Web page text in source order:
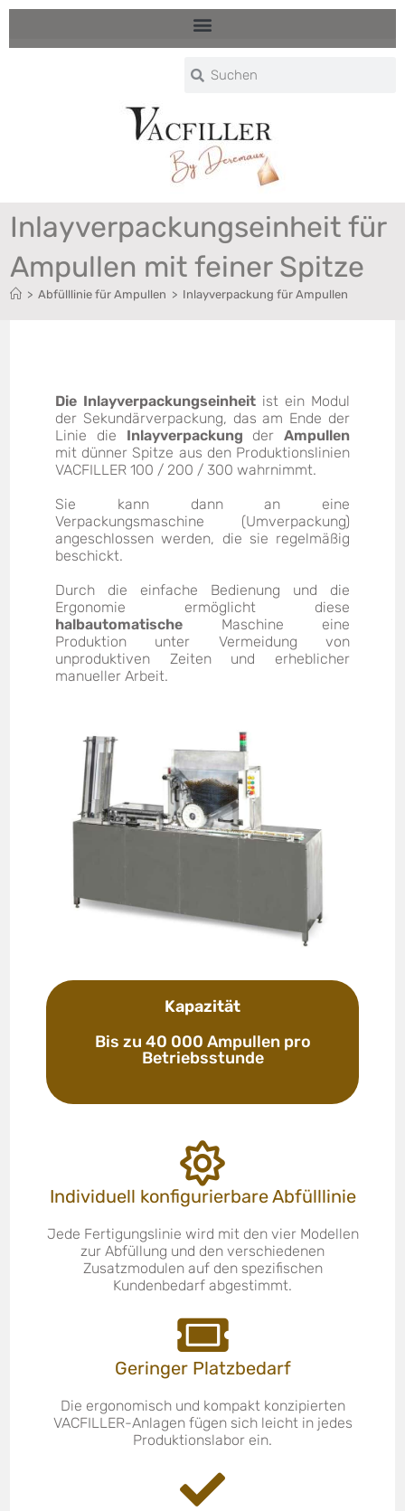
Inlayverpackungseinheit für
Ampullen mit feiner Spitze
> Abfülllinie für Ampullen > Inlayverpackung für Ampullen
Die Inlayverpackungseinheit ist ein Modul
der Sekundärverpackung, das am Ende der
Linie die Inlayverpackung der Ampullen
mit dünner Spitze aus den Produktionslinien
VACFILLER 100 / 200 / 300 wahrnimmt.
Sie kann dann an eine
Verpackungsmaschine (Umverpackung)
angeschlossen werden, die sie regelmäßig
beschickt.
Durch die einfache Bedienung und die
Ergonomie ermöglicht diese
halbautomatische Maschine eine
Produktion unter Vermeidung von
unproduktiven Zeiten und erheblicher
manueller Arbeit.
Kapazität
Bis zu 40 000 Ampullen pro
Betriebsstunde
Individuell konfigurierbare Abfülllinie
Jede Fertigungslinie wird mit den vier Modellen
zur Abfüllung und den verschiedenen
Zusatzmodulen auf den spezifischen
Kundenbedarf abgestimmt.
Geringer Platzbedarf
Die ergonomisch und kompakt konzipierten
VACFILLER-Anlagen fügen sich leicht in jedes
Produktionslabor ein.